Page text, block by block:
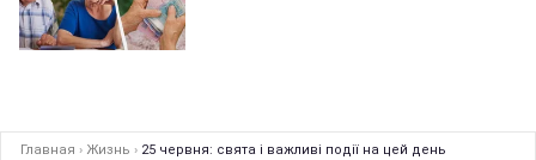
Главная › Жизнь › 25 червня: свята і важливі події на цей день